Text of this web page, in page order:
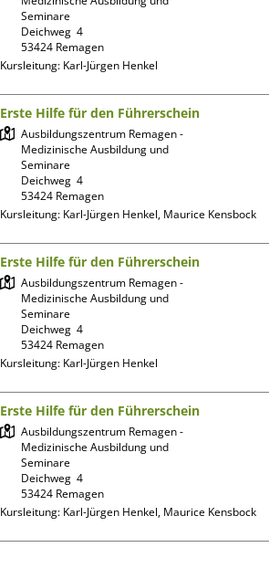
Seminare
Deichweg  4
53424 Remagen
Kursleitung: Karl-Jürgen Henkel
Erste Hilfe für den Führerschein
Ausbildungszentrum Remagen -
Medizinische Ausbildung und
Seminare
Deichweg  4
53424 Remagen
Kursleitung: Karl-Jürgen Henkel, Maurice Kensbock
Erste Hilfe für den Führerschein
Ausbildungszentrum Remagen -
Medizinische Ausbildung und
Seminare
Deichweg  4
53424 Remagen
Kursleitung: Karl-Jürgen Henkel
Erste Hilfe für den Führerschein
Ausbildungszentrum Remagen -
Medizinische Ausbildung und
Seminare
Deichweg  4
53424 Remagen
Kursleitung: Karl-Jürgen Henkel, Maurice Kensbock